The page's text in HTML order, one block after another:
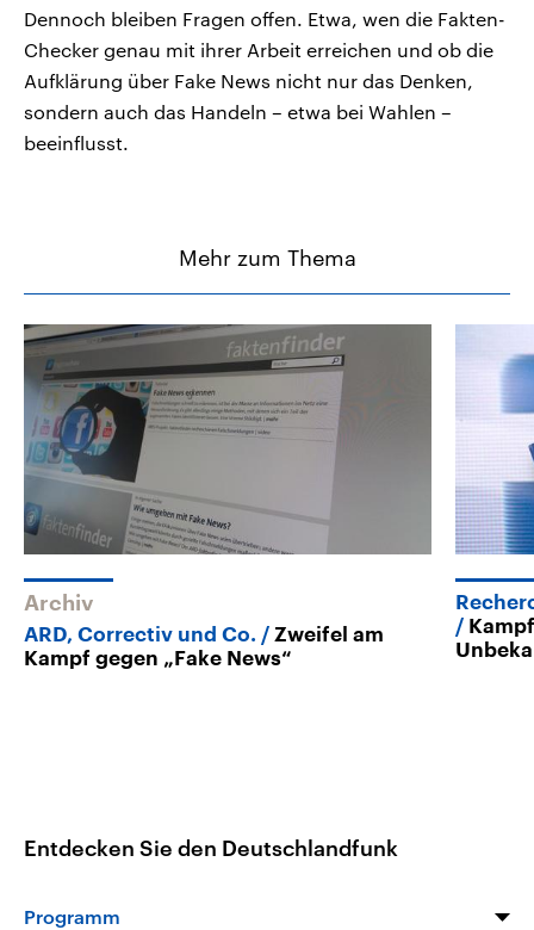
Dennoch bleiben Fragen offen. Etwa, wen die Fakten-
Checker genau mit ihrer Arbeit erreichen und ob die
Aufklärung über Fake News nicht nur das Denken,
sondern auch das Handeln – etwa bei Wahlen –
beeinflusst.
Mehr zum Thema
Archiv
ARD, Correctiv und Co.
Zweifel am
Kampf gegen „Fake News“
Entdecken Sie den Deutschlandfunk
Programm